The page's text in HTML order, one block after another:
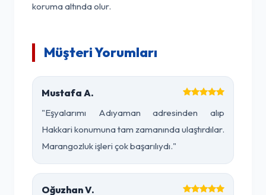
koruma altında olur.
Müşteri Yorumları
Mustafa A.
"Eşyalarımı Adıyaman adresinden alıp
Hakkari konumuna tam zamanında ulaştırdılar.
Marangozluk işleri çok başarılıydı."
Oğuzhan V.